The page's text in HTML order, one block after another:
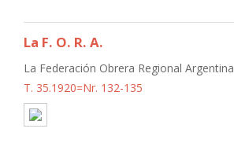
La F. O. R. A.
La Federación Obrera Regional Argentina
T. 35.1920=Nr. 132-135